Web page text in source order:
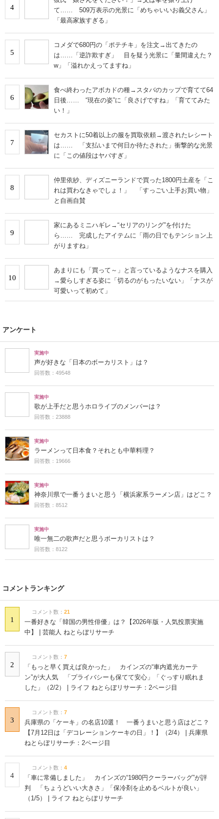
4
て…… 509万表示の光景に「めちゃいいお義父さん」
「最高家族すぎる」
5
コメダで680円の「ポテチキ」を注文→出てきたの
は……「逆詐欺すぎ」 目を疑う光景に「量間違えた？
w」「溢れかえってますね」
6
食べ終わったアボカドの種→スタバのカップで育てて64
日後…… “現在の姿”に「良さげですね」「育ててみた
い！」
7
セカストに50着以上の服を買取依頼→渡されたレシート
は…… 「支払いまで何日か待たされた」衝撃的な光景
に「この値段はヤバすぎ」
8
仲里依紗、ディズニーランドで買った1800円土産を「こ
れは買わなきゃでしょ！」 「すっごい上手お買い物」
と自画自賛
9
家にあるミニハギレ→“セリアのリング”を付けた
ら…… 完成したアイテムに「雨の日でもテンション上
がりますね」
10
あまりにも「買って～」と言っているようなナスを購入
→愛らしすぎる姿に「切るのがもったいない」「ナスが
可愛いって初めて」
アンケート
実施中
声が好きな「日本のボーカリスト」は？
回答数：49548
実施中
歌が上手だと思うホロライブのメンバーは？
回答数：23888
実施中
ラーメンって日本食？それとも中華料理？
回答数：19666
実施中
神奈川県で一番うまいと思う「横浜家系ラーメン店」はどこ？
回答数：8512
実施中
唯一無二の歌声だと思うボーカリストは？
回答数：8122
コメントランキング
1
コメント数： 21
一番好きな「韓国の男性俳優」は？【2026年版・人気投票実施
中】 | 芸能人 ねとらぼリサーチ
2
コメント数： 7
「もっと早く買えば良かった」 カインズの“車内遮光カーテ
ン”が大人気 「プライバシーも保てて安心」「ぐっすり眠れま
した」（2/2） | ライフ ねとらぼリサーチ：2ページ目
3
コメント数： 7
兵庫県の「ケーキ」の名店10選！ 一番うまいと思う店はどこ？
【7月12日は「デコレーションケーキの日」！】（2/4） | 兵庫県
ねとらぼリサーチ：2ページ目
4
コメント数： 4
「車に常備しました」 カインズの“1980円クーラーバッグ”が評
判 「ちょうどいい大きさ」「保冷剤を止めるベルトが良い」
（1/5） | ライフ ねとらぼリサーチ